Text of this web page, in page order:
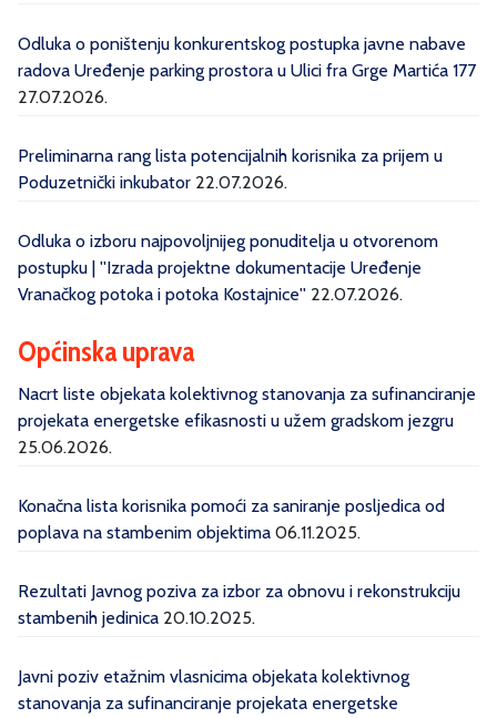
Odluka o poništenju konkurentskog postupka javne nabave
radova Uređenje parking prostora u Ulici fra Grge Martića 177
27.07.2026.
Preliminarna rang lista potencijalnih korisnika za prijem u
Poduzetnički inkubator 22.07.2026.
Odluka o izboru najpovoljnijeg ponuditelja u otvorenom
postupku | ''Izrada projektne dokumentacije Uređenje
Vranačkog potoka i potoka Kostajnice'' 22.07.2026.
Općinska uprava
Nacrt liste objekata kolektivnog stanovanja za sufinanciranje
projekata energetske efikasnosti u užem gradskom jezgru
25.06.2026.
Konačna lista korisnika pomoći za saniranje posljedica od
poplava na stambenim objektima 06.11.2025.
Rezultati Javnog poziva za izbor za obnovu i rekonstrukciju
stambenih jedinica 20.10.2025.
Javni poziv etažnim vlasnicima objekata kolektivnog
stanovanja za sufinanciranje projekata energetske